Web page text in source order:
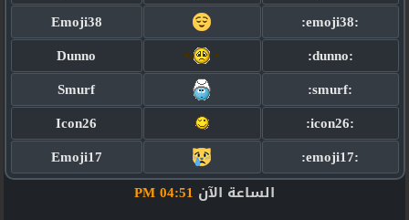
:emoji38:
Emoji38
:dunno:
Dunno
:smurf:
Smurf
:icon26:
Icon26
:emoji17:
Emoji17
الساعة الآن 04:51 PM